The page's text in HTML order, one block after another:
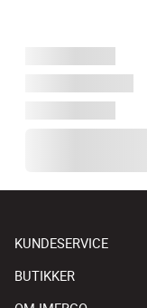
KUNDESERVICE
BUTIKKER